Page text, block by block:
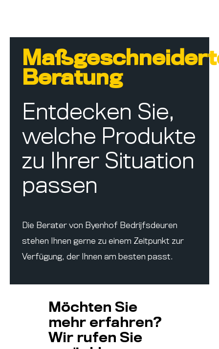
Beratung
Entdecken Sie,
welche Produkte
zu Ihrer Situation
passen
Die Berater von Byenhof Bedrijfsdeuren
stehen Ihnen gerne zu einem Zeitpunkt zur
Verfügung, der Ihnen am besten passt.
Möchten Sie
mehr erfahren?
Wir rufen Sie